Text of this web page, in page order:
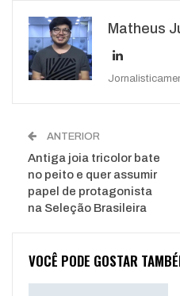
WhatsApp
Matheus
ANTERIOR
Antiga joia tricolor bate
no peito e quer assumir
papel de protagonista
na Seleção Brasileira
VOCÊ PODE GOSTAR